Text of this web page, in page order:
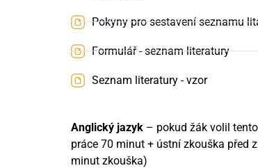
Pokyny pro sestavení seznamu
Formulář - seznam literatury
Seznam literatury - vzor
Anglický jazyk – pokud žák volil
práce 70 minut + ústní zkouška před
minut zkouška)